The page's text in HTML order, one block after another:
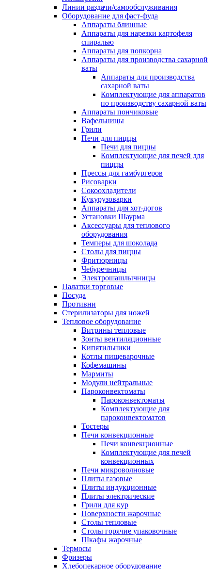
Линии раздачи/самообслуживания
Оборудование для фаст-фуда
Аппараты блинные
Аппараты для нарезки картофеля
спиралью
Аппараты для попкорна
Аппараты для производства сахарной
ваты
Аппараты для производства
сахарной ваты
Комплектующие для аппаратов
по производству сахарной ваты
Аппараты пончиковые
Вафельницы
Грили
Печи для пиццы
Печи для пиццы
Комплектующие для печей для
пиццы
Прессы для гамбургеров
Рисоварки
Сокоохладители
Кукурузоварки
Аппараты для хот-догов
Установки Шаурма
Аксессуары для теплового
оборудования
Темперы для шоколада
Столы для пиццы
Фритюрницы
Чебуречницы
Электрошашлычницы
Палатки торговые
Посуда
Противни
Стерилизаторы для ножей
Тепловое оборудование
Витрины тепловые
Зонты вентиляционные
Кипятильники
Котлы пищеварочные
Кофемашины
Мармиты
Модули нейтральные
Пароконвектоматы
Пароконвектоматы
Комплектующие для
пароконвектоматов
Тостеры
Печи конвекционные
Печи конвекционные
Комплектующие для печей
конвекционных
Печи микроволновые
Плиты газовые
Плиты индукционные
Плиты электрические
Грили для кур
Поверхности жарочные
Столы тепловые
Столы горячие упаковочные
Шкафы жарочные
Термосы
Фризеры
Хлебопекарное оборудование